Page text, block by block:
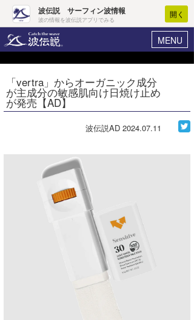
波伝説 サーフィン波情報
波の情報を波伝説アプリでみる
開く
MENU
ヘルプ マイホーム
ログイン
WAVE HUNTER波予想ツール
サーフィンエリアガイド
今月のプレゼント
「vertra」からオーガニック成分
が主成分の敏感肌向け日焼け止め
が発売【AD】
波伝説AD 2024.07.11
Core Surf Japan
コンテスト
ファッション/グッズ
アート＆エンタメ
コラム
トラベル